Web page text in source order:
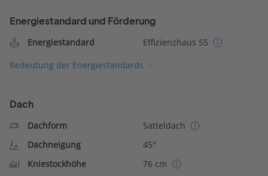
Energiestandard und Förderung
Energiestandard
Effizienzhaus 55
Bedeutung der Energiestandards
Dach
Dachform
Satteldach
Dachneigung
45°
Kniestockhöhe
76 cm